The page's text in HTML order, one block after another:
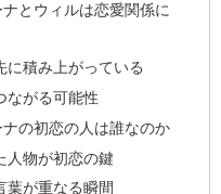
とウィルは恋愛関係に
に積み上がっている
ながる可能性
の初恋の人は誰なのか
人物が初恋の鍵
葉が重なる瞬間